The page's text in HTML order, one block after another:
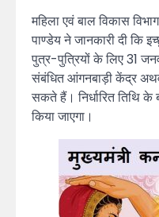
महिला एवं बाल विकास
पाण्डेय ने जानकारी दी कि
पुत्र-पुत्रियों के लिए 31
संबंधित आंगनबाड़ी केंद्र
सकते हैं। निर्धारित तिथि के
किया जाएगा।